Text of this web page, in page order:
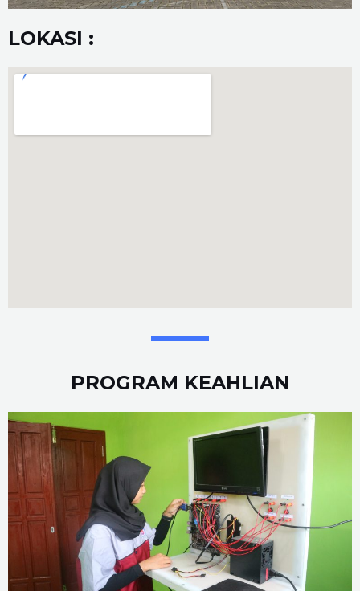
LOKASI :
PROGRAM KEAHLIAN